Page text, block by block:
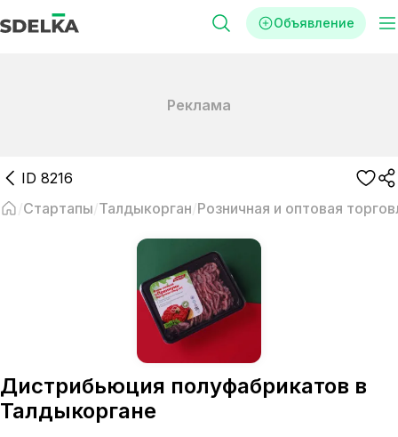
Объявление
Реклама
ID 8216
Стартапы Талдыкорган Розничная и оптовая
Дистрибьюция полуфабрикатов в
Талдыкоргане